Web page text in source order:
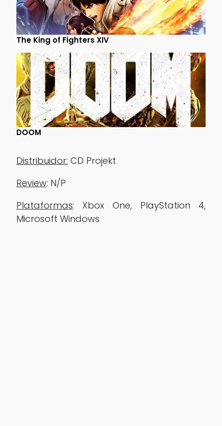
The King of Fighters XIV
DOOM
‏‎Distribuidor: CD Projekt
Review: N/P
Plataformas: Xbox One, PlayStation 4,
Microsoft Windows